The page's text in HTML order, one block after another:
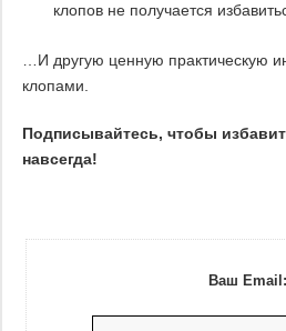
клопов не получается
…И другую ценную практическую
клопами.
Подписывайтесь, чтобы
навсегда!
Ваш Email: